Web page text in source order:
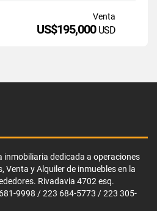
Venta
US$195,000 USD
inmobiliaria dedicada a operaciones
Venta y Alquiler de inmuebles en la
Rivadavia 4702 esq.
9998 / 223 684-5773 / 223 305-